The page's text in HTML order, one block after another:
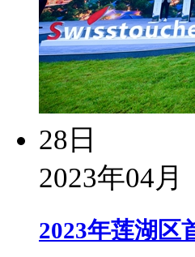
28日
2023年04月
2023年莲湖区